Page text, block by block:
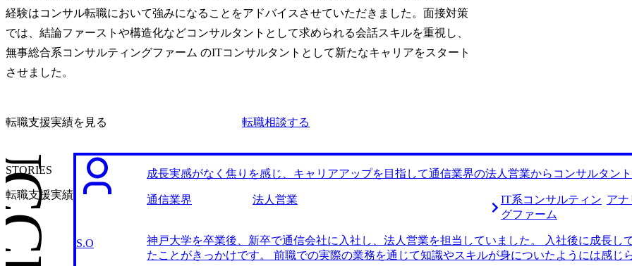
経験はコンサル転職において強みになることをアドバイスさせていただきました。面接対策
では、結論ファーストや構造化などコンサルタントとして求められる会話スキルを重視し、
無事総合系コンサルティングファーム のITコンサルタントとして新たなキャリアをスタート
させました。
転職支援実績を見る 転職相談する
STORIES
転職支援実績
S.O
成長実感がなく焦りを感じ、キャリアアップを目指して通信業界の法人営業からコンサルタン
通信業界 法人営業
IT系コンサルティン
グファーム
アナ
神戸大学を卒業後、新卒で通信会社に入社し、法人営業を担当していました。 入社後に成長し
たことがきっかけです。 前職での実際の業務を通じて知識やスキルが身についたようには感じ